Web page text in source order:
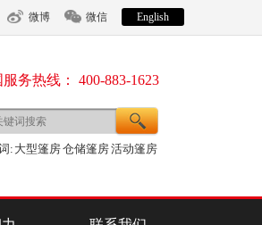
微博 微信 English
务热线： 400-883-1623
: 大型篷房仓储篷房活动篷房